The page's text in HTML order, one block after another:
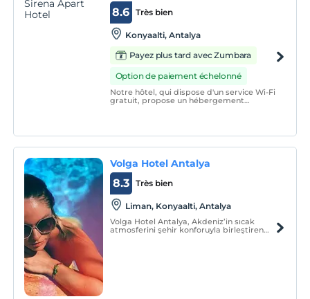
Très bien
8.6
Konyaalti, Antalya
Payez plus tard avec Zumbara
Option de paiement échelonné
Notre hôtel, qui dispose d'un service Wi-Fi
gratuit, propose un hébergement
Volga Hotel Antalya
Très bien
8.3
Liman, Konyaalti, Antalya
Volga Hotel Antalya, Akdeniz’in sıcak
atmosferini şehir konforuyla birleştiren